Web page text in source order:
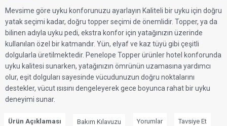
Mevsime göre uyku konforunuzu ayarlayın Kaliteli bir uyku için doğru
yatak seçimi kadar, doğru topper seçimi de önemlidir. Topper, ya da
bilinen adıyla uyku pedi, ekstra konfor için yatağınızın üzerinde
kullanılan özel bir katmandır. Yün, elyaf ve kaz tüyü gibi çeşitli
dolgularla üretilmektedir. Penelope Topper ürünler hotel konforunda
uyku kalitesi sunarken, yatağınızın ömrünün uzamasına yardımcı
olur, eşit dolguları sayesinde vücudunuzun doğru noktalarını
destekler, vücut ısısını dengeleyerek gece boyunca rahat bir uyku
deneyimi sunar.
Ürün Açıklaması Bakım Kılavuzu Yorumlar Tavsiye Et